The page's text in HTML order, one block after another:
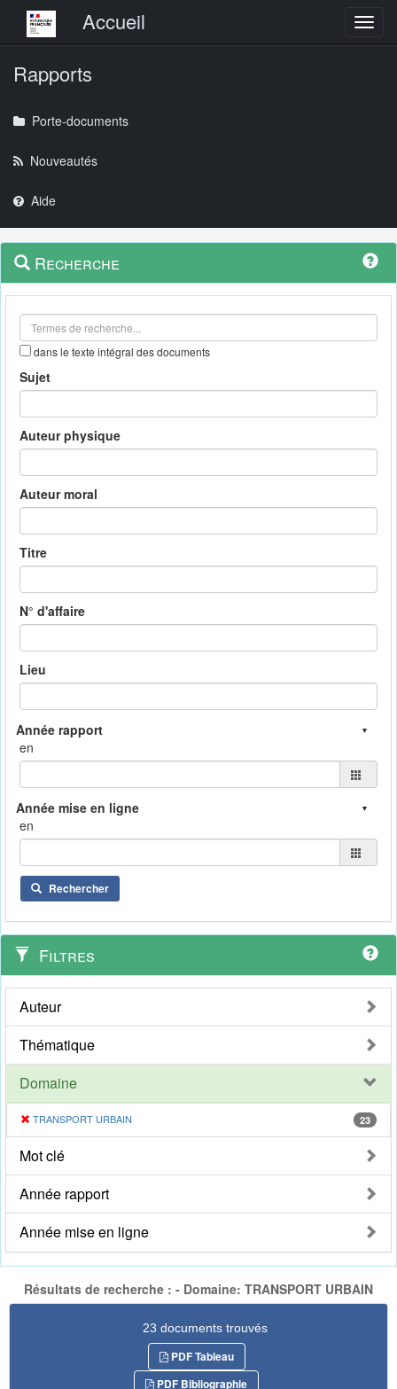
Menu principalAccueil
Rapports
Porte-documents
Nouveautés
Aide
Navigation
outils
Menu
contextuel
Recherche
dans le texte intégral des documents
Sujet
Auteur physique
Auteur moral
Titre
N° d'affaire
Lieu
en
en
Rechercher
Filtres
Auteur
Thématique
Domaine
TRANSPORT URBAIN 23
Mot clé
Année rapport
Année mise en ligne
Résultats de recherche : - Domaine: TRANSPORT URBAIN
23 documents trouvés
PDF Tableau
PDF Bibliographie